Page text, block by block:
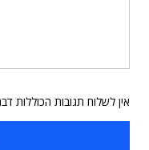
אין לשלוח תגובות הכוללות